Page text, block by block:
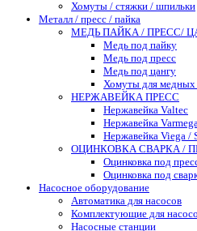
Хомуты / стяжки / шпильки
Металл / пресс / пайка
МЕДЬ ПАЙКА / ПРЕСС/
Медь под пайку
Медь под пресс
Медь под цангу
Хомуты для медных
НЕРЖАВЕЙКА ПРЕСС
Нержавейка Valtec
Нержавейка
Нержавейка Viega
ОЦИНКОВКА СВАРКА /
Оцинковка под
Оцинковка под
Насосное оборудование
Автоматика для насосов
Комплектующие для
Насосные станции